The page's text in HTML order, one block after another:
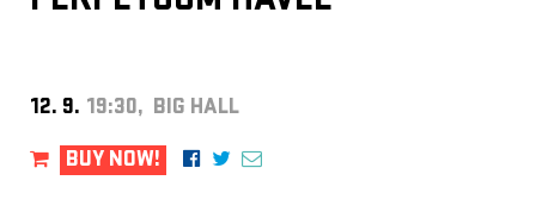
12. 9. 19:30, BIG HALL
BUY NOW!